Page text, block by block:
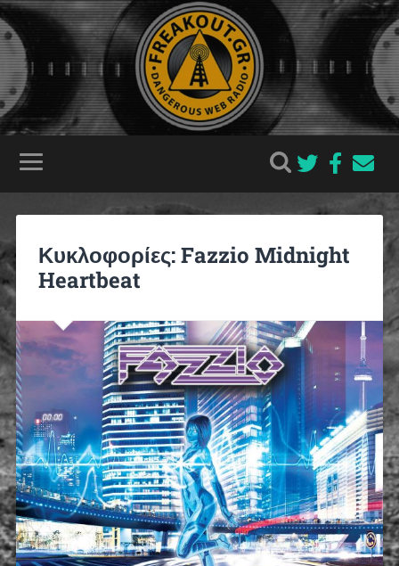
Κυκλοφορίες: Fazzio Midnight
Heartbeat